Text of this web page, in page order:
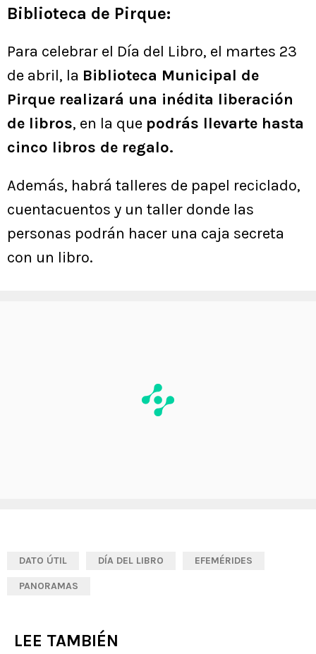
Biblioteca de Pirque:
Para celebrar el Día del Libro, el martes 23
de abril, la Biblioteca Municipal de
Pirque realizará una inédita liberación
de libros, en la que podrás llevarte hasta
cinco libros de regalo.
Además, habrá talleres de papel reciclado,
cuentacuentos y un taller donde las
personas podrán hacer una caja secreta
con un libro.
DATO ÚTIL DÍA DEL LIBRO EFEMÉRIDES
PANORAMAS
LEE TAMBIÉN